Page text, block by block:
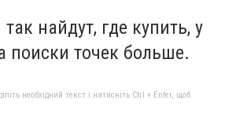
найдут, где купить, у
поиски точек больше.
необхідний текст і натисніть Ctrl + Enter, щоб